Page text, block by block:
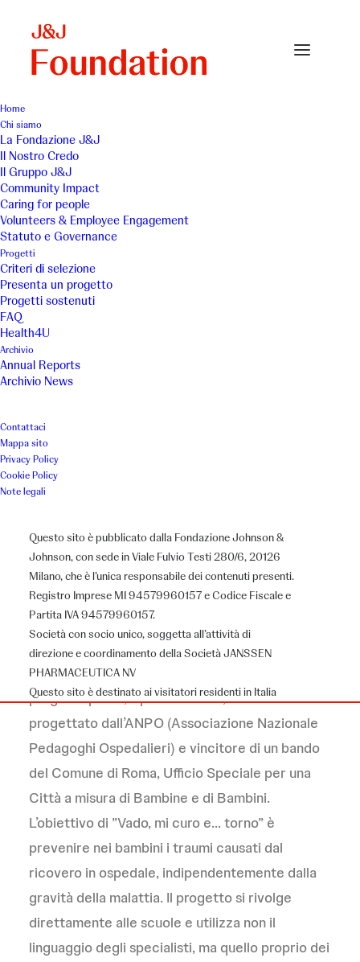
Home
Chi siamo
La Fondazione J&J
Il Nostro Credo
Il Gruppo J&J
Community Impact
Caring for people
Volunteers & Employee Engagement
Statuto e Governance
Progetti
Criteri di selezione
Presenta un progetto
Progetti sostenuti
FAQ
Health4U
Archivio
Annual Reports
Archivio News
Contattaci
Mappa sito
Privacy Policy
Cookie Policy
Note legali
Questo sito è pubblicato dalla Fondazione Johnson &
Johnson, con sede in Viale Fulvio Testi 280/6, 20126
Milano, che è l’unica responsabile dei contenuti presenti.
Registro Imprese MI 94579960157 e Codice Fiscale e
Partita IVA 94579960157.
Società con socio unico, soggetta all’attività di
direzione e coordinamento della Società JANSSEN
PHARMACEUTICA NV
Questo sito è destinato ai visitatori residenti in Italia
ANPO (Associazione
Nazionale Pedagoghi
Ospedalieri)
Vado, mi curo e… torno
Roma
Associazione
ANPO (Associazione Nazionale Pedagoghi Ospedalieri)
Il Progetto
‘Vado, mi curo e… torno” E’ il titolo di un
progetto pilota, il primo in Italia, ideato e
progettato dall’ANPO (Associazione Nazionale
Pedagoghi Ospedalieri) e vincitore di un bando
del Comune di Roma, Ufficio Speciale per una
Città a misura di Bambine e di Bambini.
L’obiettivo di ”Vado, mi curo e… torno” è
prevenire nei bambini i traumi causati dal
ricovero in ospedale, indipendentemente dalla
gravità della malattia. Il progetto si rivolge
direttamente alle scuole e utilizza non il
linguaggio degli specialisti, ma quello proprio dei